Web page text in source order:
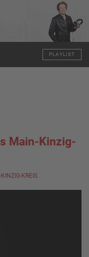
PLAYLIST
Main-Kinzig-
KREIS